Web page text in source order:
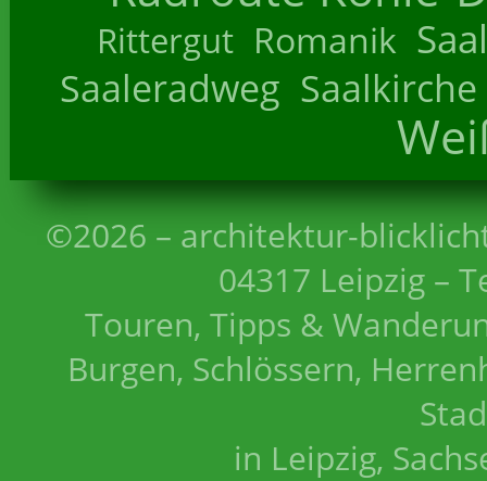
Rittergut Romanik
Saaleradweg Saalkirche
©2026 – architektur-
04317 Leipzig –
Touren, Tipps &
Burgen, Schlössern,
in Leipzig,